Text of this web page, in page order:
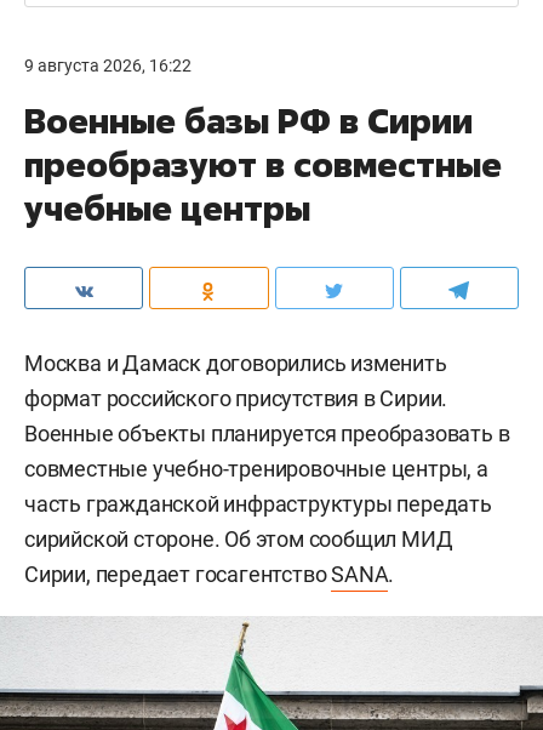
9 августа 2026, 16:22
Военные базы РФ в Сирии
преобразуют в совместные
учебные центры
Москва и Дамаск договорились изменить
формат российского присутствия в Сирии.
Военные объекты планируется преобразовать в
совместные учебно-тренировочные центры, а
часть гражданской инфраструктуры передать
сирийской стороне. Об этом сообщил МИД
Сирии, передает госагентствоSANA.